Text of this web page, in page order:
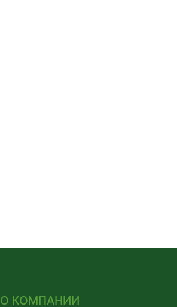
О КОМПАНИИ